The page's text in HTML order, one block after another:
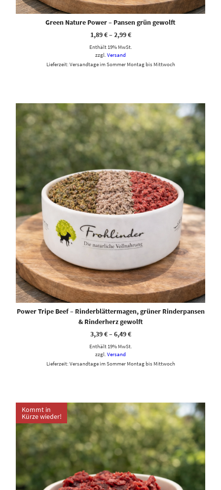
Green Nature Power – Pansen grün gewolft
1,89€–2,99€
Enthält 19% MwSt.
zzgl. Versand
Lieferzeit: Versandtage im Sommer Montag bis Mittwoch
Power Tripe Beef – Rinderblättermagen, grüner Rinderpansen
& Rinderherz gewolft
3,39€–6,49€
Enthält 19% MwSt.
zzgl. Versand
Lieferzeit: Versandtage im Sommer Montag bis Mittwoch
Kommt in
Kürze wieder!